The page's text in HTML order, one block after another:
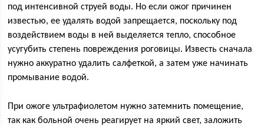
под интенсивной струей воды. Но если ожог причинен
известью, ее удалять водой запрещается, поскольку под
воздействием воды в ней выделяется тепло, способное
усугубить степень повреждения роговицы. Известь сначала
нужно аккуратно удалить салфеткой, а затем уже начинать
промывание водой.
При ожоге ультрафиолетом нужно затемнить помещение,
так как больной очень реагирует на яркий свет, заложить